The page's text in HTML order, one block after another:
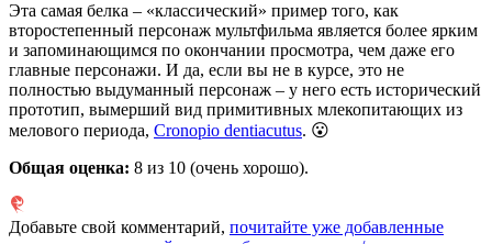
Эта самая белка – «классический» пример того, как
второстепенный персонаж мультфильма является более ярким
и запоминающимся по окончании просмотра, чем даже его
главные персонажи. И да, если вы не в курсе, это не
полностью выдуманный персонаж – у него есть исторический
прототип, вымерший вид примитивных млекопитающих из
мелового периода, Cronopio dentiacutus. 😮
Общая оценка: 8 из 10 (очень хорошо).
Добавьте свой комментарий, почитайте уже добавленные